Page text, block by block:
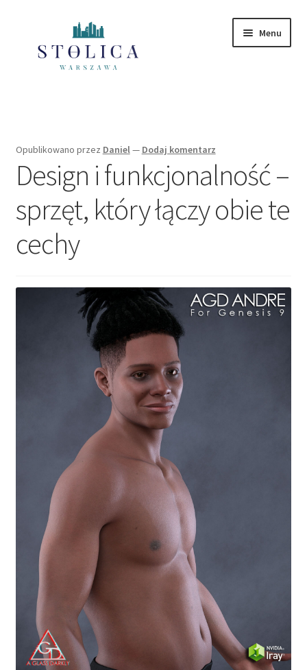
nawigacji
treści
Menu
Polityka Prywatności
Opublikowano przez Daniel — Dodaj komentarz
Design i funkcjonalność –
sprzęt, który łączy obie te
cechy